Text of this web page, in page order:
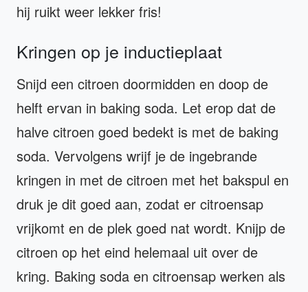
hij ruikt weer lekker fris!
Kringen op je inductieplaat
Snijd een citroen doormidden en doop de
helft ervan in baking soda. Let erop dat de
halve citroen goed bedekt is met de baking
soda. Vervolgens wrijf je de ingebrande
kringen in met de citroen met het bakspul en
druk je dit goed aan, zodat er citroensap
vrijkomt en de plek goed nat wordt. Knijp de
citroen op het eind helemaal uit over de
kring. Baking soda en citroensap werken als